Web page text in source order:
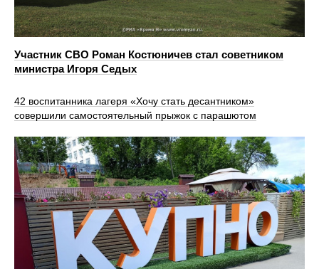
Участник СВО Роман Костюничев стал советником
министра Игоря Седых
42 воспитанника лагеря «Хочу стать десантником»
совершили самостоятельный прыжок с парашютом